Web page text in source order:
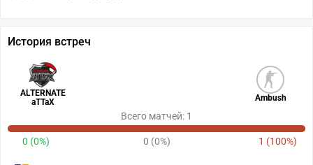
История встреч
ALTERNATE
aTTaX
Ambush
Всего матчей: 1
0 (0%) 0 (0%) 1 (100%)